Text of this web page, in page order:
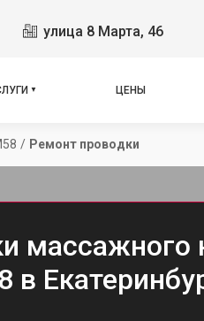
улица 8 Марта, 46
ЦЕНЫ
/ Ремонт проводки
массажного
в